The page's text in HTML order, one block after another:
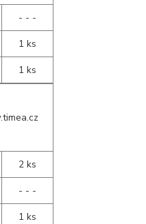
- - -
1 ks
1 ks
2 ks
- - -
1 ks